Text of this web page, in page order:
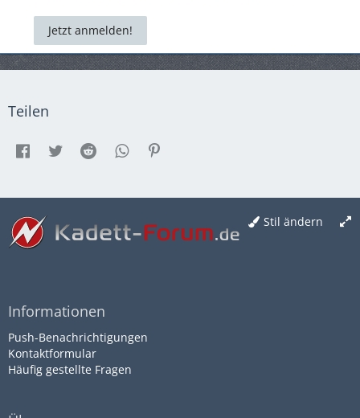
Jetzt anmelden!
Teilen
Stil ändern
Informationen
Push-Benachrichtigungen
Kontaktformular
Häufig gestellte Fragen